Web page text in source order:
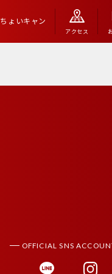
ちょいキャン
アクセス
OFFICIAL SNS